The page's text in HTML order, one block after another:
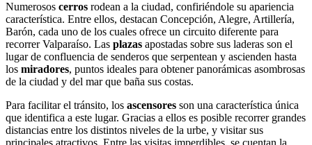
Numerosos cerros rodean a la ciudad, confiriéndole su apariencia
característica. Entre ellos, destacan Concepción, Alegre, Artillería,
Barón, cada uno de los cuales ofrece un circuito diferente para
recorrer Valparaíso. Las plazas apostadas sobre sus laderas son el
lugar de confluencia de senderos que serpentean y ascienden hasta
los miradores, puntos ideales para obtener panorámicas asombrosas
de la ciudad y del mar que baña sus costas.
Para facilitar el tránsito, los ascensores son una característica única
que identifica a este lugar. Gracias a ellos es posible recorrer grandes
distancias entre los distintos niveles de la urbe, y visitar sus